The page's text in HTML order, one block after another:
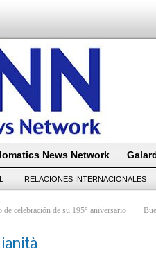
News Network
RELACIONES INTERNACIONALES
celebración de su 195° aniversario